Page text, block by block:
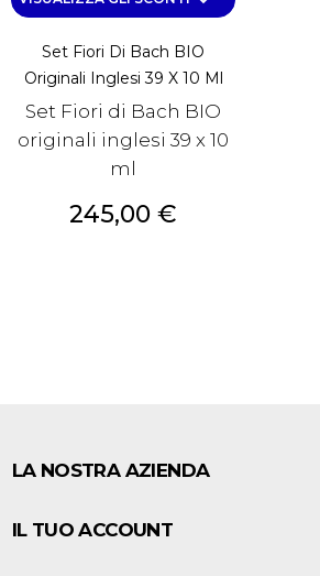
Set Fiori Di Bach BIO
Originali Inglesi 39 X 10 Ml
Set Fiori di Bach BIO
originali inglesi 39 x 10
ml
Prezzo
245,00 €
LA NOSTRA AZIENDA
IL TUO ACCOUNT